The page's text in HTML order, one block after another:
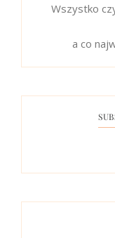
Wszystko
a co